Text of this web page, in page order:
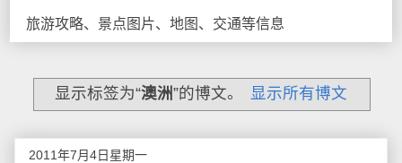
旅游攻略、景点图片、地图、交通等信息
显示标签为“澳洲”的博文。 显示所有博文
2011年7月4日星期一